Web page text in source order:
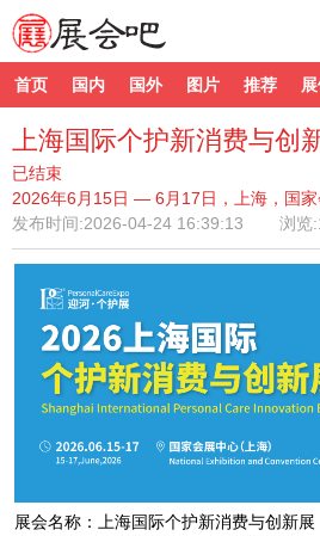
首页 国内 国外 图片 推荐
上海国际个护新消费与创
已结束
2026年6月15日 — 6月17日，上海，国家
发布时间:2026-04-24 16:39:13 浏览
展会名称：上海国际个护新消费与创新展